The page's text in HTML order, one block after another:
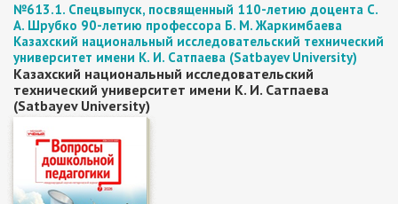
№613.1. Спецвыпуск, посвященный 110-летию доцента С.
А. Шрубко 90-летию профессора Б. М. Жаркимбаева
Казахский национальный исследовательский технический
университет имени К. И. Сатпаева (Satbayev University)
Казахский национальный исследовательский
технический университет имени К. И. Сатпаева
(Satbayev University)